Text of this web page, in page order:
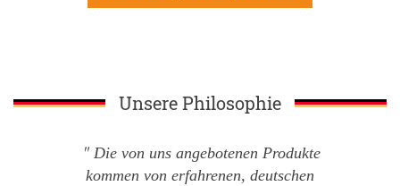
Unsere Philosophie
Die von uns angebotenen Produkte
kommen von erfahrenen, deutschen